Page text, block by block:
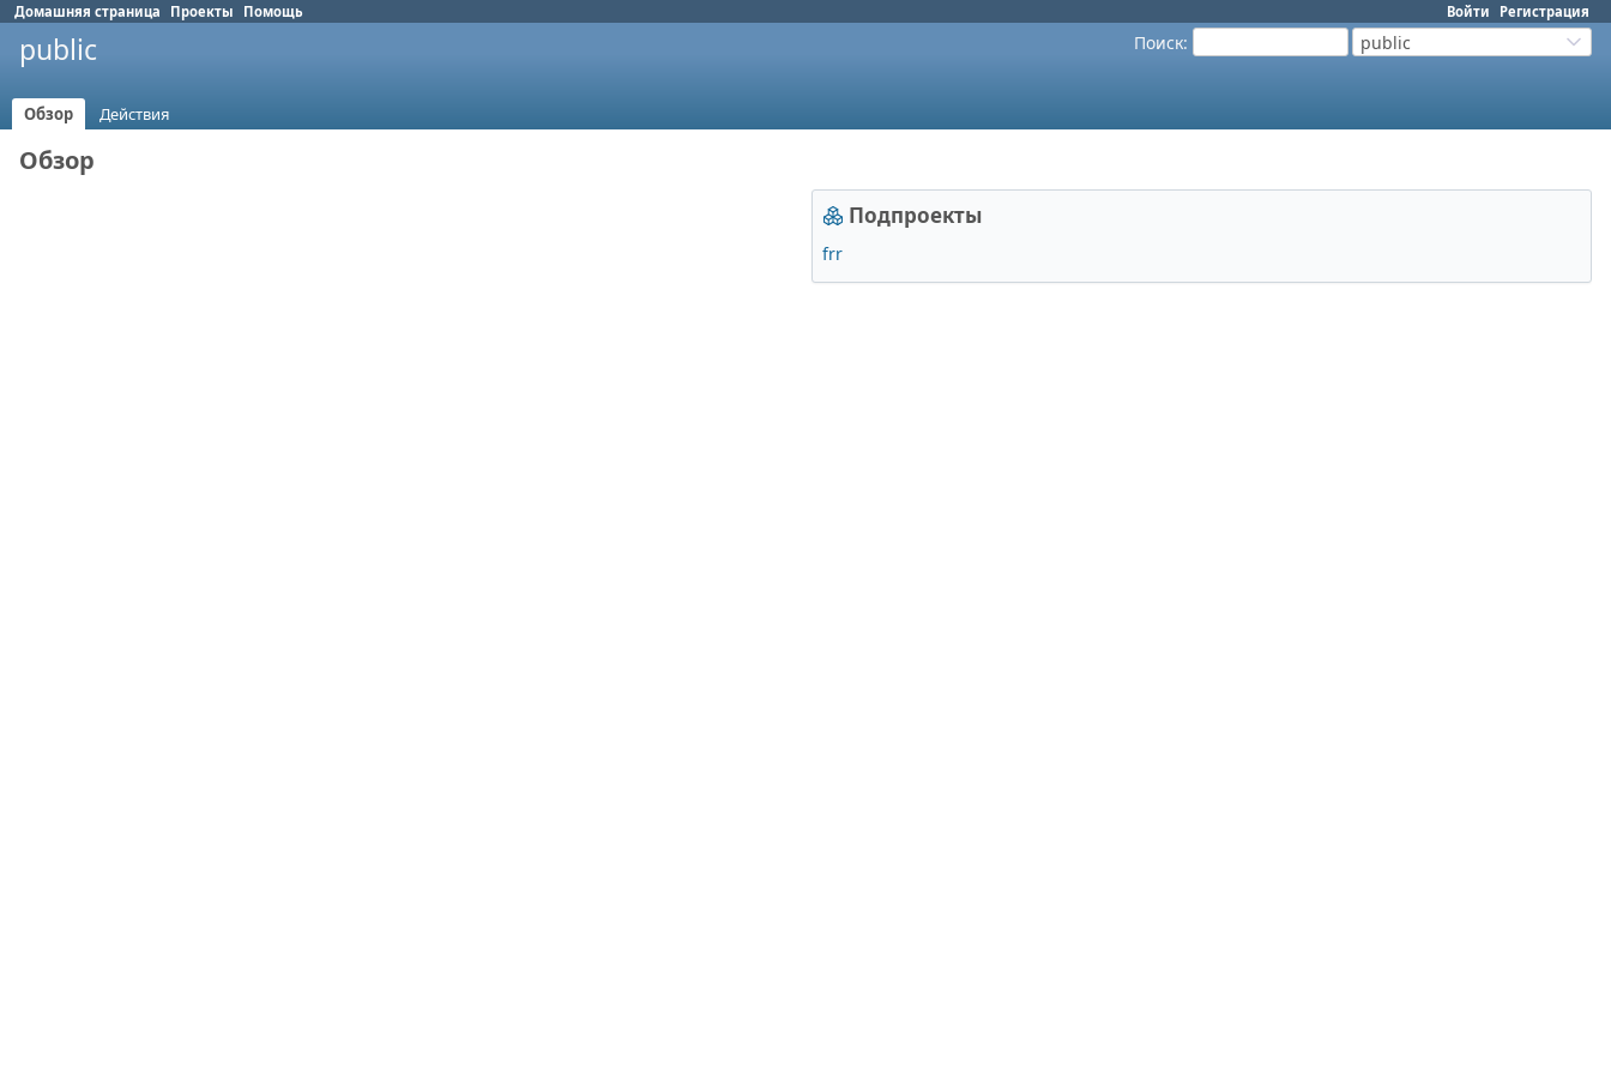
Войти Регистрация
Домашняя страница Проекты Помощь
Поиск: public
public
Обзор Действия
Обзор
Подпроекты
frr